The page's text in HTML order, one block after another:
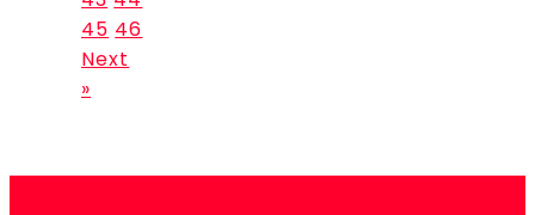
45 46
Next
»